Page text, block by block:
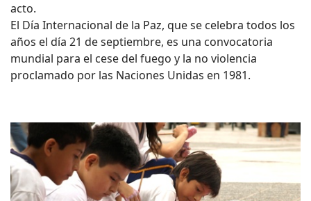
acto.
El Día Internacional de la Paz, que se celebra todos los
años el día 21 de septiembre, es una convocatoria
mundial para el cese del fuego y la no violencia
proclamado por las Naciones Unidas en 1981.